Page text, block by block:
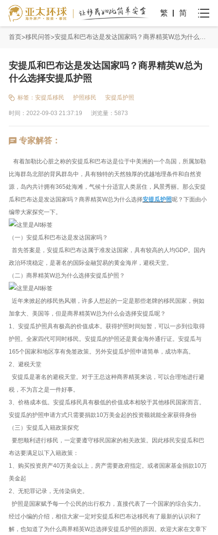
繁 简
首页 移民问答 安提瓜和巴布达是发达国家吗？商界精英W总为什么选择安提瓜护照
安提瓜和巴布达是发达国家吗？商界精英W总为
什么选择安提瓜护照
标签： 安提瓜移民 护照移民 安提瓜护照
时间：2022-09-03 21:37:19 浏览量：5873
专家解答：
有着加勒比心脏之称的安提瓜和巴布达是位于中美洲的一个岛国，所属加勒
比海群岛北部的背风群岛中，具有独特的天然独厚的优越地理条件和自然资
源，岛内共计拥有365处海滩，气候十分适宜人类居住，风景秀丽。那么安提
瓜和巴布达是发达国家吗？商界精英W总为什么选择安提瓜护照呢？下面由小
编带大家探究一下。
（一）安提瓜和巴布达是发达国家吗？
首先答案是，安提瓜和巴布达属于准发达国家，具有较高的人均GDP。国内
政治环境稳定，是著名的国际金融贸易的黄金海岸，避税天堂。
（二）商界精英W总为什么选择安提瓜护照？
近年来掀起的移民热风潮，许多人想起的一定是那些老牌的移民国家，例如
加拿大、美国等，但是商界精英W总为什么会选择安提瓜呢？
1、安提瓜护照具有极高的价值成本。获得护照时间短暂，可以一步到位取得
护照。全家四代可同时移民。安提瓜的护照还是黄金海外通行证。安提瓜与
165个国家和地区享有免签政策。另外安提瓜护照申请简单，成功率高。
2、避税天堂
安提瓜是著名的避税天堂。对于王总这种商界精英来说，可以合理地进行避
税，不为言之是一件好事。
3、价格成本低。安提瓜移民具有极低的价值成本相较于其他移民国家而言。
安提瓜的护照申请方式只需要捐款10万美金起的投资额就能全家获得身份
（三）安提瓜入籍政策探究
要想顺利进行移民，一定要遵守移民国家的相关政策。因此移民安提瓜和巴
布达要满足以下入籍政策：
1、购买投资房产40万美金以上，房产需要政府指定。或者国家基金捐款10万
美金起
2、无犯罪记录，无传染病史。
护照是国家赋予每一个公民的出行权力，直接代表了一个国家的综合实力。
经过小编的介绍，相信大家一定对安提瓜和巴布达移民有了最新的认识和了
解，也知道了为什么商界精英W总选择安提瓜护照的原因。欢迎大家在文章下